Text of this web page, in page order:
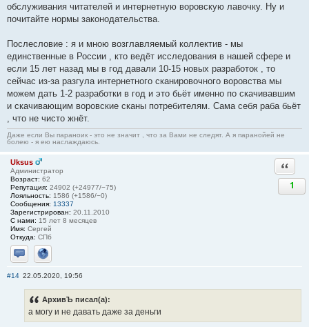
обслуживания читателей и интернетную воровскую лавочку. Ну и
почитайте нормы законодательства.
Послесловие : я и мною возглавляемый коллектив - мы
единственные в России , кто ведёт исследования в нашей сфере и
если 15 лет назад мы в год давали 10-15 новых разработок , то
сейчас из-за разгула интернетного сканировочного воровства мы
можем дать 1-2 разработки в год и это бьёт именно по скачивавшим
и скачивающим воровские сканы потребителям. Сама себя раба бьёт
, что не чисто жнёт.
Даже если Вы параноик - это не значит , что за Вами не следят. А я паранойей не
болею - я ею наслаждаюсь.
Uksus
Администратор
Возраст: 62
Репутация: 24902 (+24977/−75)
Лояльность: 1586 (+1586/−0)
Сообщения: 13337
Зарегистрирован: 20.11.2010
С нами: 15 лет 8 месяцев
Имя: Сергей
Откуда: СПб
Отправить личное сообщение
Сайт
1
#14 22.05.2020, 19:56
АрхивЪ писал(а):
а могу и не давать даже за деньги